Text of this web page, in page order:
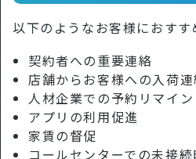
以下のようなお客様におすす
契約者への重要連絡
店舗からお客様への入荷連
人材企業での予約リマイン
アプリの利用促進
家賃の督促
コールセンターでの未接続